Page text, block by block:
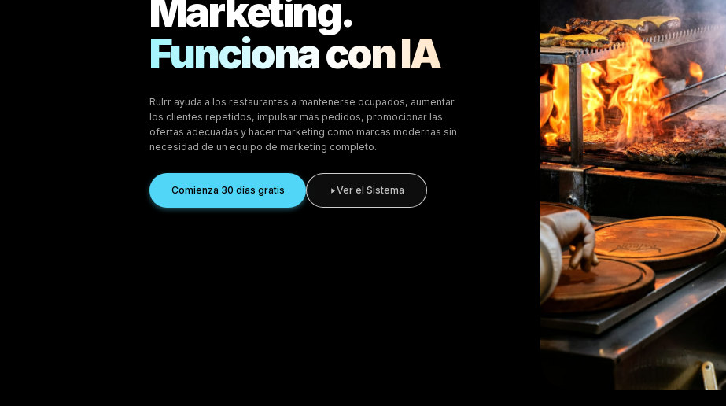
Marketing con IA para el comercio físico
Tu Restaurante
Marketing.
Funciona con IA
Rulrr ayuda a los restaurantes a mantenerse ocupados, aumentar
los clientes repetidos, impulsar más pedidos, promocionar las
ofertas adecuadas y hacer marketing como marcas modernas sin